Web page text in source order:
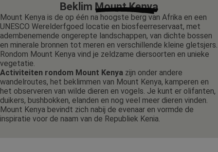
Beklim Mount Kenya
Mount Kenya is de op één na hoogste berg van Afrika en een
UNESCO Werelderfgoed locatie en biosfeerreservaat, met
adembenemende ongerepte landschappen, van dichte bossen
en minerale bronnen tot meren en verschillende kleine gletsjers.
Rondom Mount Kenya vind je zeldzame diersoorten en unieke
vegetatie.
Activiteiten rondom Mount Kenya zijn onder andere
wandelroutes, het beklimmen van Mount Kenya, kamperen en
het observeren van wilde dieren en vogels. Je kunt er olifanten,
duikers, bushbokken, elanden en nog veel meer dieren vinden.
Mount Kenya bevindt zich nabij de evenaar en vormde de
inspiratie voor de naam van de Republiek Kenia.